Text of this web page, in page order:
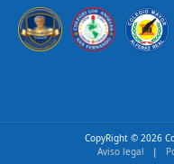
CopyRight © 2026
Aviso legal |